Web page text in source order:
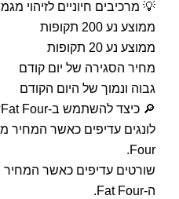
💡 מרכיבים חיוניים לזיהוי
ממוצע נע 200 תקופות
ממוצע נע 20 תקופות
מחיר הסגירה של יום קודם
גבוה ונמוך של היום הקודם
🔎 כיצד להשתמש ב-Fat Four?
Four.
שורטים עדיפים כאשר
ה-Fat Four.